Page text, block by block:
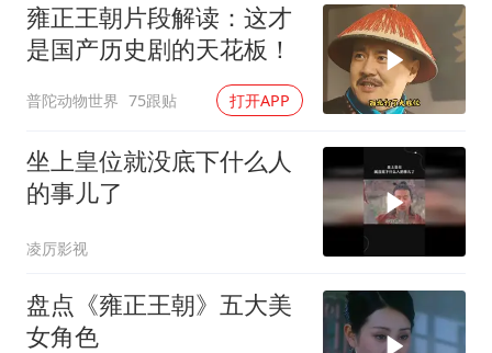
雍正王朝片段解读：这才
是国产历史剧的天花板！
普陀动物世界 75跟贴 打开APP
坐上皇位就没底下什么人
的事儿了
凌厉影视
盘点《雍正王朝》五大美
女角色